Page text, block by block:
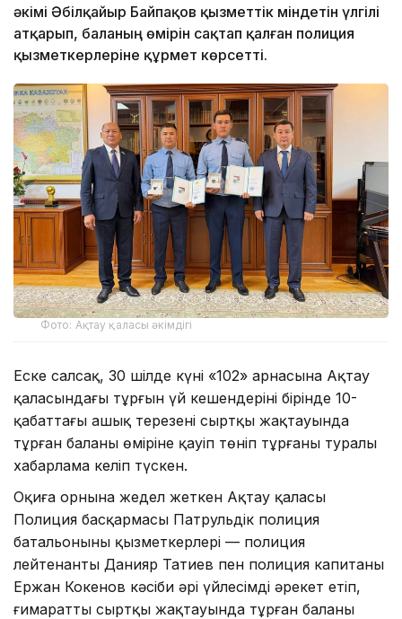
әкімі Әбілқайыр Байпақов қызметтік міндетін үлгілі
атқарып, баланың өмірін сақтап қалған полиция
қызметкерлеріне құрмет көрсетті.
Фото: Ақтау қаласы әкімдігі
Еске салсақ, 30 шілде күні «102» арнасына Ақтау
қаласындағы тұрғын үй кешендерінің бірінде 10-
қабаттағы ашық терезенің сыртқы жақтауында
тұрған баланың өміріне қауіп төніп тұрғаны туралы
хабарлама келіп түскен.
Оқиға орнына жедел жеткен Ақтау қаласы
Полиция басқармасы Патрульдік полиция
батальонының қызметкерлері — полиция
лейтенанты Данияр Татиев пен полиция капитаны
Ержан Кокенов кәсіби әрі үйлесімді әрекет етіп,
ғимараттың сыртқы жақтауында тұрған баланы